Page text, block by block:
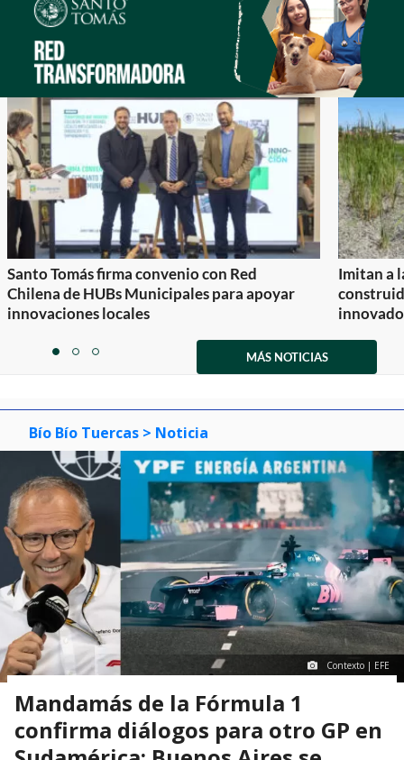
Santo Tomás firma convenio con Red
Chilena de HUBs Municipales para apoyar
innovaciones locales
Imitan a
itemitemitem
MÁS NOTICIAS
Bío Bío Tuercas > Noticia
Contexto | EFE
Mandamás de la Fórmula 1
confirma diálogos para otro GP en